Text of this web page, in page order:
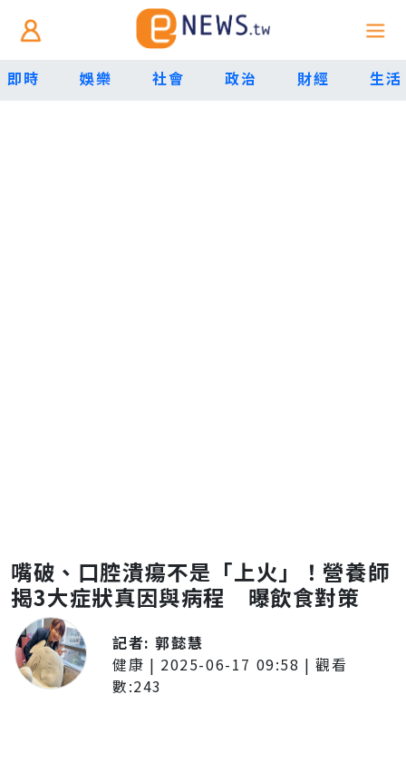
即時 娛樂 社會 政治 財經 生活
嘴破、口腔潰瘍不是「上火」！營養師
揭3大症狀真因與病程 曝飲食對策
記者:郭懿慧
健康 | 2025-06-17 09:58 | 觀看
數:243